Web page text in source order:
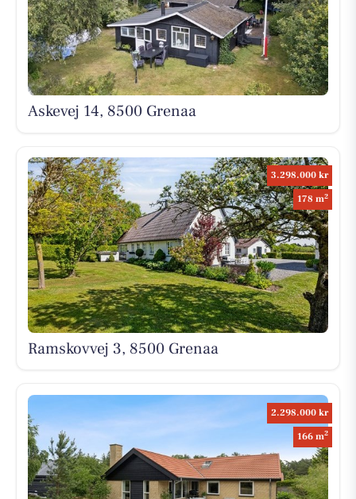
Askevej 14, 8500 Grenaa
3.298.000 kr
178 m2
Ramskovvej 3, 8500 Grenaa
2.298.000 kr
166 m2